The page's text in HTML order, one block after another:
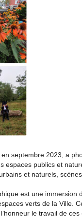
septembre 2023, a
espaces publics et
et naturels,
est une immersion
verts de la Ville.
le travail de